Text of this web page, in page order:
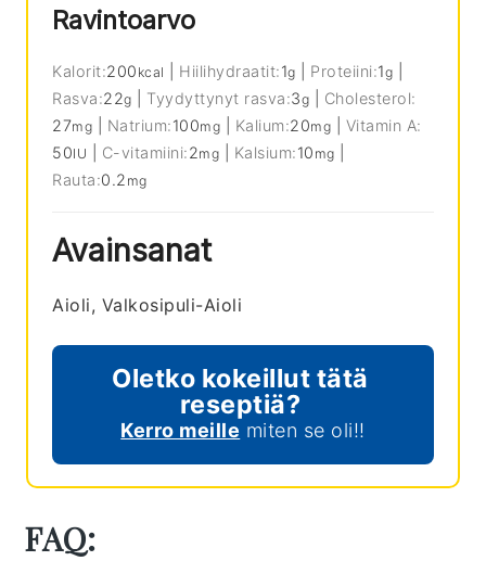
Ravintoarvo
Kalorit:200 kcal Hiilihydraatit:1g Proteiini:1g
Rasva:22g Tyydyttynyt rasva:3g
Cholesterol:
27mg Natrium:100mg Kalium:20mg
Vitamin A:
50IU C-vitamiini:2mg Kalsium:10 mg
Rauta:0.2 mg
Avainsanat
Aioli, Valkosipuli-Aioli
Oletko kokeillut tätä
reseptiä?
Kerro meille miten se oli!!
FAQ: